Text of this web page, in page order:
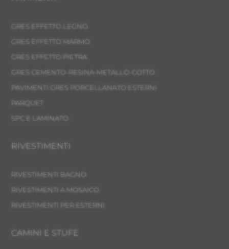
GRES EFFETTO LEGNO
GRES EFFETTO MARMO
GRES EFFETTO PIETRA
GRES CEMENTO-RESINA-METALLO-COTTO
PAVIMENTI GRES PORCELLANATO ESTERNI
PARQUET
SPC E LAMINATO
RIVESTIMENTI
RIVESTIMENTI BAGNO
RIVESTIMENTI A MOSAICO
RIVESTIMENTI PER ESTERNI
CAMINI E STUFE